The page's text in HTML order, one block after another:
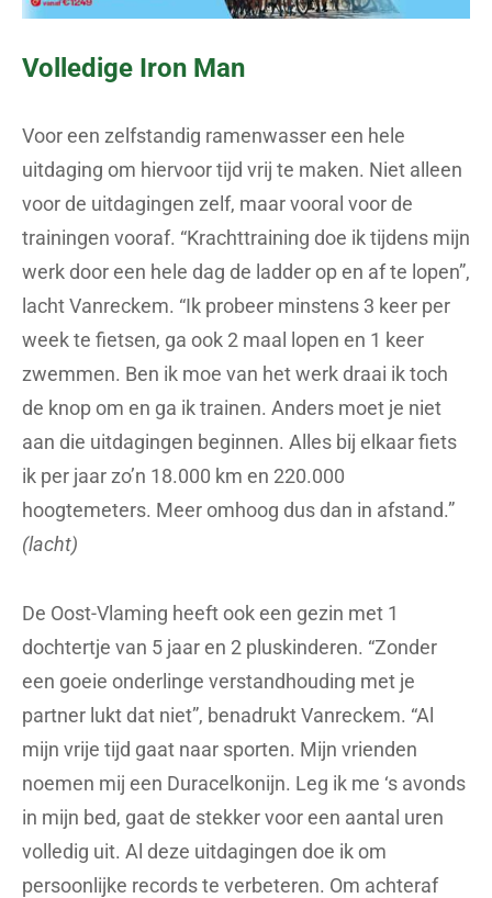
Volledige Iron Man
Voor een zelfstandig ramenwasser een hele
uitdaging om hiervoor tijd vrij te maken. Niet alleen
voor de uitdagingen zelf, maar vooral voor de
trainingen vooraf. “Krachttraining doe ik tijdens mijn
werk door een hele dag de ladder op en af te lopen”,
lacht Vanreckem. “Ik probeer minstens 3 keer per
week te fietsen, ga ook 2 maal lopen en 1 keer
zwemmen. Ben ik moe van het werk draai ik toch
de knop om en ga ik trainen. Anders moet je niet
aan die uitdagingen beginnen. Alles bij elkaar fiets
ik per jaar zo’n 18.000 km en 220.000
hoogtemeters. Meer omhoog dus dan in afstand.”
(lacht)
De Oost-Vlaming heeft ook een gezin met 1
dochtertje van 5 jaar en 2 pluskinderen. “Zonder
een goeie onderlinge verstandhouding met je
partner lukt dat niet”, benadrukt Vanreckem. “Al
mijn vrije tijd gaat naar sporten. Mijn vrienden
noemen mij een Duracelkonijn. Leg ik me ‘s avonds
in mijn bed, gaat de stekker voor een aantal uren
volledig uit. Al deze uitdagingen doe ik om
persoonlijke records te verbeteren. Om achteraf